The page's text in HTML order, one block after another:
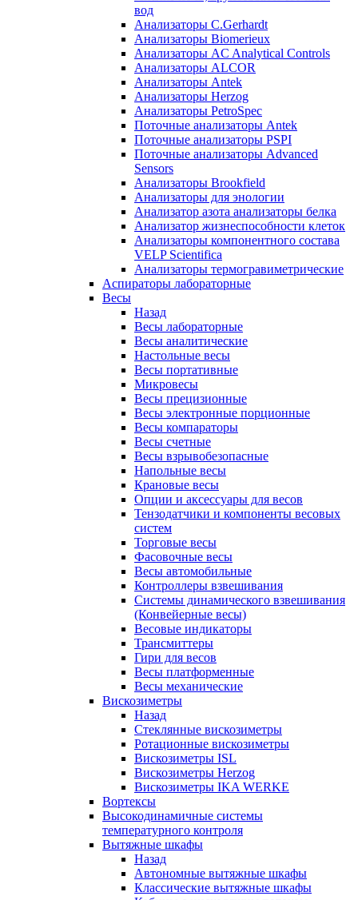
вод
Анализаторы C.Gerhardt
Анализаторы Biomerieux
Анализаторы AC Analytical Controls
Анализаторы ALCOR
Анализаторы Antek
Анализаторы Herzog
Анализаторы PetroSpec
Поточные анализаторы Antek
Поточные анализаторы PSPI
Поточные анализаторы Advanced
Sensors
Анализаторы Brookfield
Анализаторы для энологии
Анализатор азота анализаторы белка
Анализатор жизнеспособности клеток
Анализаторы компонентного состава
VELP Scientifica
Анализаторы термогравиметрические
Аспираторы лабораторные
Весы
Назад
Весы лабораторные
Весы аналитические
Настольные весы
Весы портативные
Микровесы
Весы прецизионные
Весы электронные порционные
Весы компараторы
Весы счетные
Весы взрывобезопасные
Напольные весы
Крановые весы
Опции и аксессуары для весов
Тензодатчики и компоненты весовых
систем
Торговые весы
Фасовочные весы
Весы автомобильные
Контроллеры взвешивания
Системы динамического взвешивания
(Конвейерные весы)
Весовые индикаторы
Трансмиттеры
Гири для весов
Весы платформенные
Весы механические
Вискозиметры
Назад
Стеклянные вискозиметры
Ротационные вискозиметры
Вискозиметры ISL
Вискозиметры Herzog
Вискозиметры IKA WERKE
Вортексы
Высокодинамичные системы
температурного контроля
Вытяжные шкафы
Назад
Автономные вытяжные шкафы
Классические вытяжные шкафы